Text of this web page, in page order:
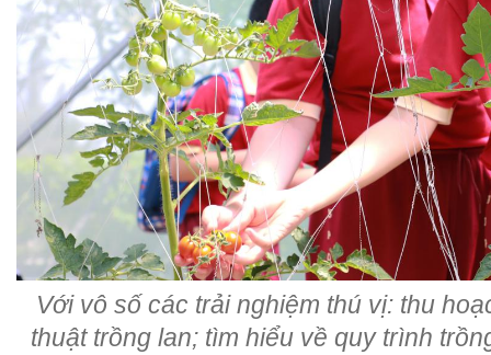
Với vô số các trải nghiệm thú vị: thu
thuật trồng lan; tìm hiểu về quy trình